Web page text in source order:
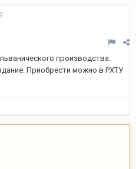
производства.
Приобрести можно в РХТУ